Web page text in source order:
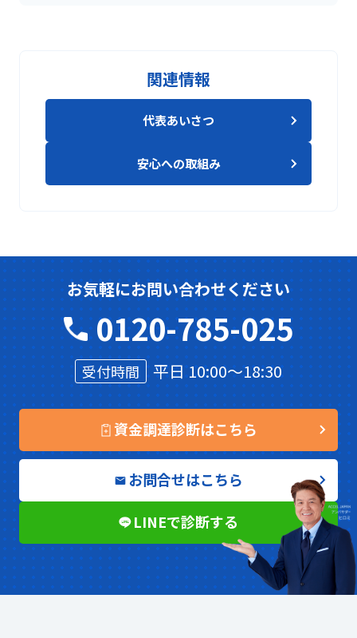
関連情報
代表あいさつ
安心への取組み
お気軽にお問い合わせください
0120-785-025
受付時間 平日 10:00～18:30
資金調達診断はこちら
お問合せはこちら
LINEで診断する